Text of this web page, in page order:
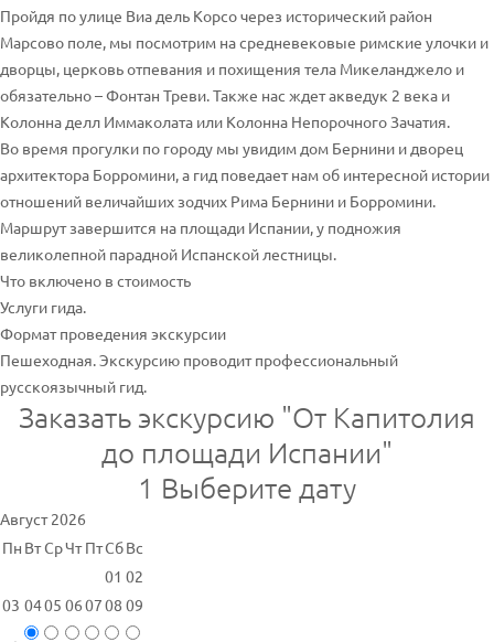
Пройдя по улице Виа дель Корсо через исторический район
Марсово поле, мы посмотрим на средневековые римские улочки и
дворцы, церковь отпевания и похищения тела Микеланджело и
обязательно – Фонтан Треви. Также нас ждет акведук 2 века и
Колонна делл Иммаколата или Колонна Непорочного Зачатия.
Во время прогулки по городу мы увидим дом Бернини и дворец
архитектора Борромини, а гид поведает нам об интересной истории
отношений величайших зодчих Рима Бернини и Борромини.
Маршрут завершится на площади Испании, у подножия
великолепной парадной Испанской лестницы.
Что включено в стоимость
Услуги гида.
Формат проведения экскурсии
Пешеходная. Экскурсию проводит профессиональный
русскоязычный гид.
Заказать экскурсию "От Капитолия
до площади Испании"
1 Выберите дату
Август 2026
Пн ВтСрЧт ПтСбВс
01 02
03 0405 060708 09